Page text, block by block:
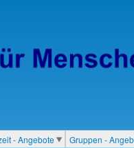
- Angebote Gruppen -